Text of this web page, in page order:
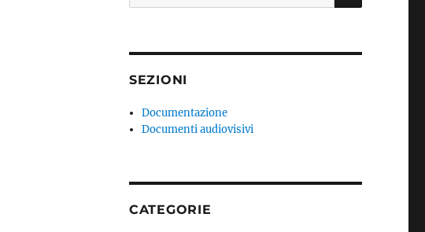
SEZIONI
Documentazione
Documenti audiovisivi
CATEGORIE